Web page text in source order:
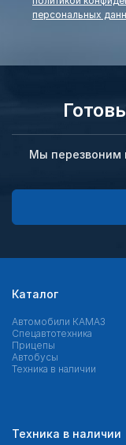
персональных
Мы перезвоним
Каталог
Автомобили КАМАЗ
Спецавтотехника
Прицепы
Автобусы
Техника в наличии
Техника в наличии